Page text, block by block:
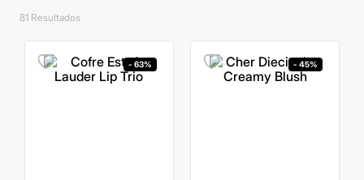
81
- 63% - 45%
5 bressia
6. vino